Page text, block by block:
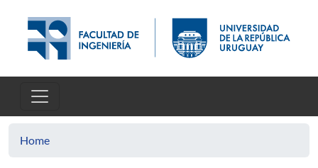
Home